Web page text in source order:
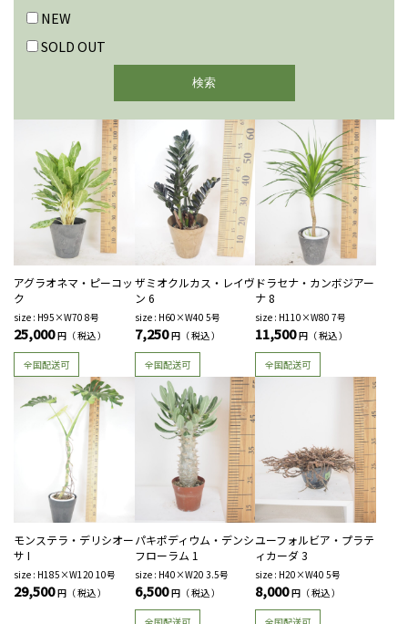
NEW
SOLD OUT
アグラオネマ・ピーコッ
ク
size : H95×W70 8号
25,000 円（ 税込 ）
全国配送可
ザミオクルカス・レイヴ
ン 6
size : H60×W40 5号
7,250 円（ 税込 ）
全国配送可
ドラセナ・カンボジアー
ナ 8
size : H110×W80 7号
11,500 円（ 税込 ）
全国配送可
モンステラ・デリシオー
サ I
size : H185×W120 10号
29,500 円（ 税込 ）
パキポディウム・デンシ
フローラム 1
size : H40×W20 3.5号
6,500 円（ 税込 ）
ユーフォルビア・プラテ
ィカーダ 3
size : H20×W40 5号
8,000 円（ 税込 ）